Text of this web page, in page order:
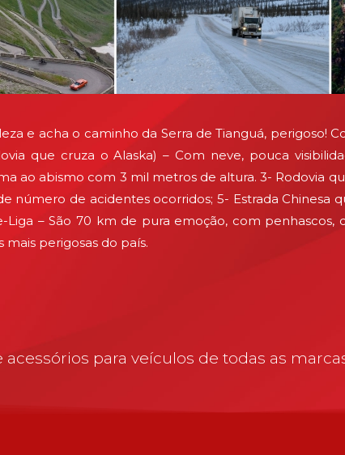
e acha o caminho da Serra de Tianguá, perigoso!
que cruza o Alaska) – Com neve, pouca
ao abismo com 3 mil metros de altura. 3- Rodovia
número de acidentes ocorridos; 5- Estrada Chinesa
– São 70 km de pura emoção, com penhascos,
mais perigosas do país.
acessórios para veículos de todas as